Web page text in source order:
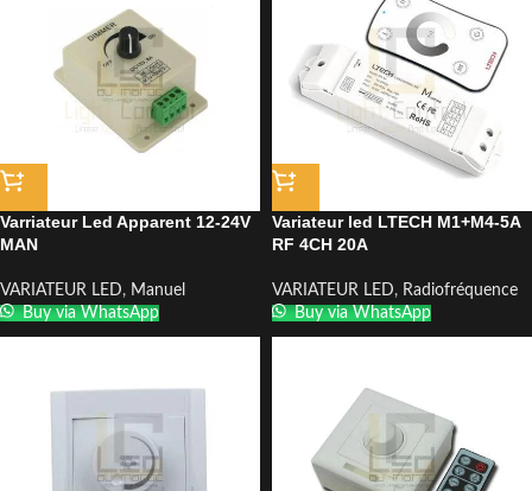
Varriateur Led Apparent 12-24V
MAN
VARIATEUR LED, Manuel
Buy via WhatsApp
Variateur led LTECH M1+M4-5A
RF 4CH 20A
VARIATEUR LED, Radiofréquence
Buy via WhatsApp